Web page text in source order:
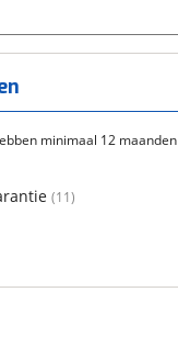
minimaal 12 maanden
(11)